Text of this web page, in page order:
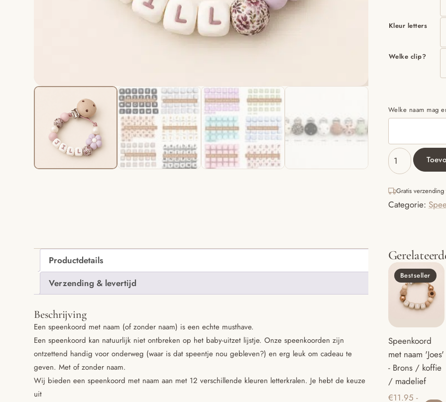
Kleur letters
Welke clip?
Welke naam mag
Speenkoord
met
‘Jill’
-
aantal
Gratis
Categorie:
Productdetails
Verzending & levertijd
Beschrijving
Een speenkoord met naam (of zonder naam) is een echte musthave.
Een speenkoord kan natuurlijk niet ontbreken op het baby-uitzet lijstje. Onze speenkoorden zijn
ontzettend handig voor onderweg (waar is dat speentje nou gebleven?) en erg leuk om cadeau te
geven. Met of zonder naam.
Wij bieden een speenkoord met naam aan met 12 verschillende kleuren letterkralen. Je hebt de keuze
uit
Bestseller
Speenkoord
met naam 'Joes'
- Brons / koffie
/ madelief
€11.95 -